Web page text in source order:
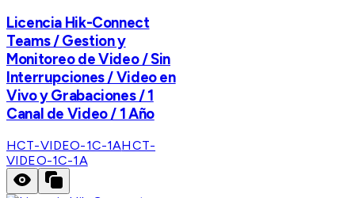
Licencia Hik-Connect
Teams / Gestion y
Monitoreo de Video / Sin
Interrupciones / Video en
Vivo y Grabaciones / 1
Canal de Video / 1 Año
HCT-VIDEO-1C-1AHCT-
VIDEO-1C-1A